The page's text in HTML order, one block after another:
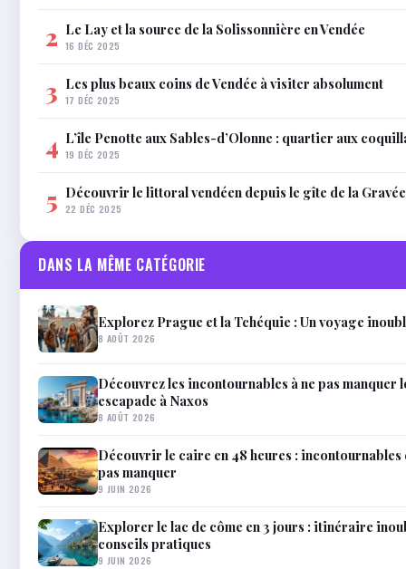
2 Le Lay et la source de la Solissonnière en Vendée
16 DÉC 2025
3 Les plus beaux coins de Vendée à visiter absolument
17 DÉC 2025
4 L’île Penotte aux Sables-d’Olonne : quartier aux
19 DÉC 2025
5 Découvrir le littoral vendéen depuis le gîte de la Gravée
22 DÉC 2025
DANS LA MÊME CATÉGORIE
Explorez Prague et la Tchéquie : Un voyage
8 AOÛT 2026
Découvrez les incontournables à ne pas manquer
escapade à Naxos
8 AOÛT 2026
Découvrir le caire en 48 heures : incontournables
pas manquer
9 JUIN 2026
Explorer le lac de côme en 3 jours : itinéraire
conseils pratiques
9 JUIN 2026